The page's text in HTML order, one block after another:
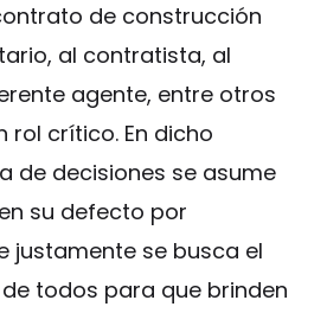
de construcción
al contratista, al
agente, entre otros
rol crítico. En dicho
de decisiones se asume
su defecto por
justamente se busca el
todos para que brinden